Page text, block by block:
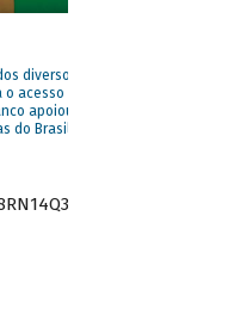
diversos
acesso à
apoiou
do Brasil e